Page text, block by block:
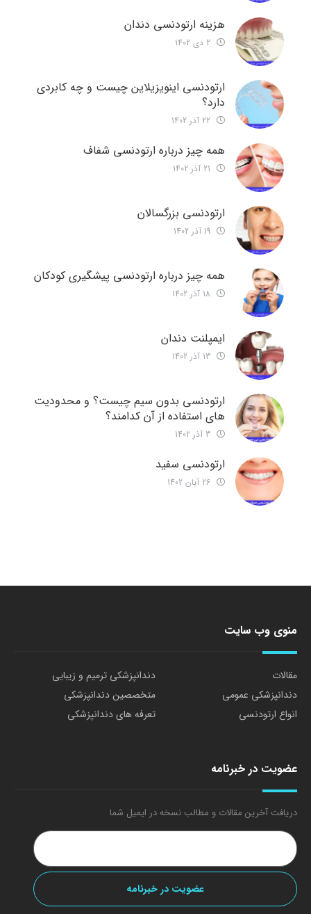
هزینه ارتودنسی دندان
ارتودنسی اینویزیلاین چیست و چه کابردی
دارد؟
همه چیز درباره ارتودنسی شفاف
ارتودنسی بزرگسالان
همه چیز درباره ارتودنسی پیشگیری کودکان
ایمپلنت دندان
ارتودنسی بدون سیم چیست؟ و محدودیت
های استفاده از آن کدامند؟
ارتودنسی سفید
منوی وب سایت
مقالات
دندانپزشکی ترمیم و زیبایی
دندانپزشکی عمومی
متخصصین دندانپزشکی
انواع ارتودنسی
تعرفه های دندانپزشکی
عضویت در خبرنامه
دریافت آخرین مقالات و مطالب نسخه در ایمیل شما